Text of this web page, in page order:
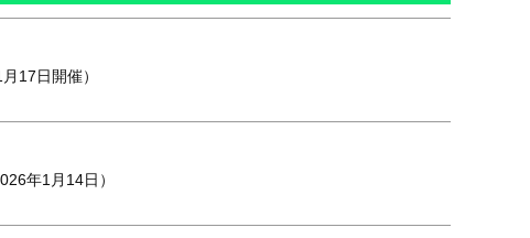
17日開催）
年1月14日）